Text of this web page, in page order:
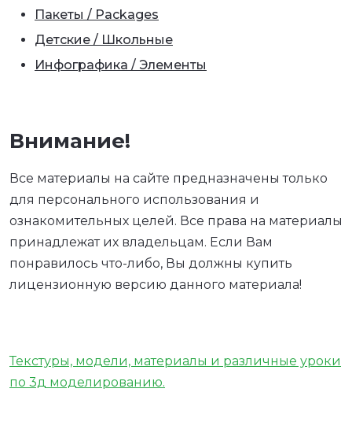
Пакеты / Packages
Детские / Школьные
Инфографика / Элементы
Внимание!
Все материалы на сайте предназначены только
для персонального использования и
ознакомительных целей. Все права на материалы
принадлежат их владельцам. Если Вам
понравилось что-либо, Вы должны купить
лицензионную версию данного материала!
Текстуры, модели, материалы и различные уроки
по 3д моделированию.